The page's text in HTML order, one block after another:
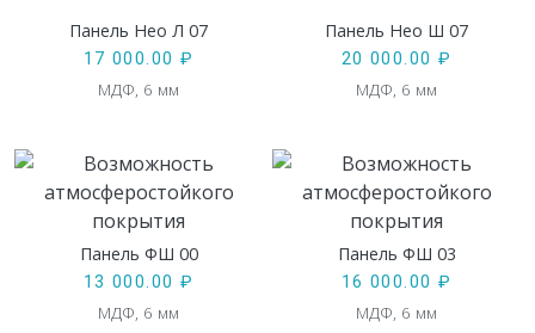
Панель Нео Л 07
17 000.00 ₽
МДФ, 6 мм
Панель Нео Ш 07
20 000.00 ₽
МДФ, 6 мм
Панель ФШ 00
13 000.00 ₽
МДФ, 6 мм
Панель ФШ 03
16 000.00 ₽
МДФ, 6 мм